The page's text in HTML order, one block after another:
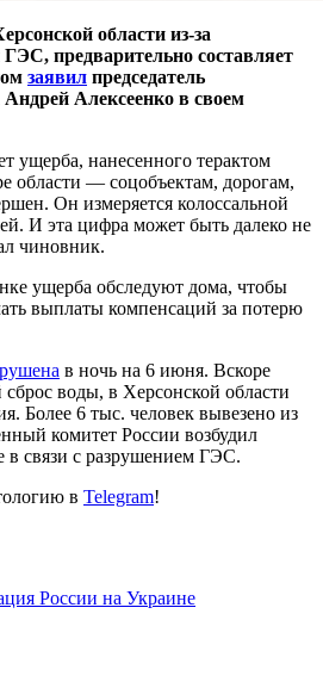
области из-за
предварительно составляет
заявил председатель
Андрей Алексеенко в своем
ущерба, нанесенного терактом
области — соцобъектам, дорогам,
Он измеряется колоссальной
И эта цифра может быть далеко не
чиновник.
ущерба обследуют дома, чтобы
выплаты компенсаций за потерю
в ночь на 6 июня. Вскоре
воды, в Херсонской области
Более 6 тыс. человек вывезено из
комитет России возбудил
в связи с разрушением ГЭС.
в Telegram!
России на Украине